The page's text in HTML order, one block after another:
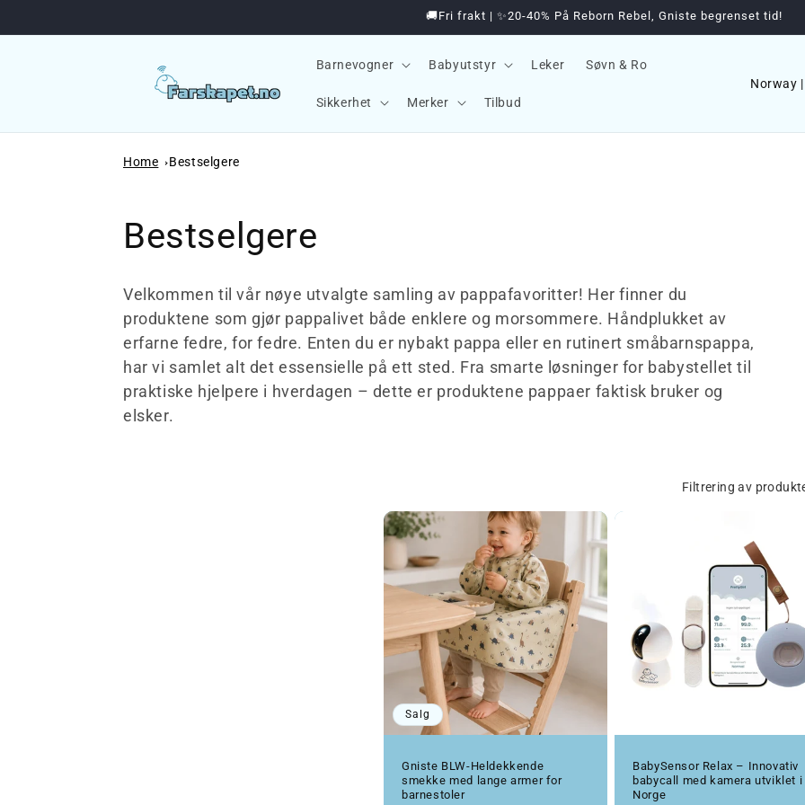
🚚Fri frakt | ✨20-40% På Reborn Rebel, Gniste begrenset tid!
Barnevogner Babyutstyr Leker Søvn & Ro
Sikkerhet Merker Tilbud
Home Bestselgere
Samling:
Bestselgere
Velkommen til vår nøye utvalgte samling av pappafavoritter! Her finner du
produktene som gjør pappalivet både enklere og morsommere. Håndplukket av
erfarne fedre, for fedre. Enten du er nybakt pappa eller en rutinert småbarnspappa,
har vi samlet alt det essensielle på ett sted. Fra smarte løsninger for babystellet til
praktiske hjelpere i hverdagen – dette er produktene pappaer faktisk bruker og
elsker.
Filtrering av
Salg
Gniste BLW-Heldekkende
smekke med lange armer for
barnestoler
BabySensor Relax – Innovativ
babycall med kamera utviklet i
Norge